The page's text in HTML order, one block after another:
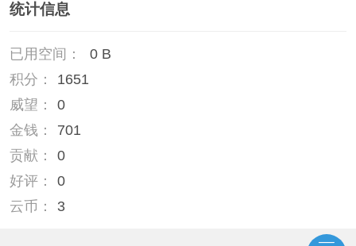
统计信息
已用空间：
0 B
积分：
1651
威望：
0
金钱：
701
贡献：
0
好评：
0
云币：
3